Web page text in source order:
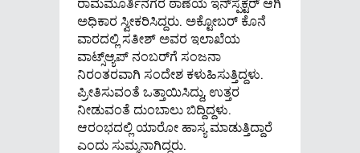
ಅಧಿಕಾರ ಸ್ವೀಕರಿಸಿದ್ದರು. ಅಕ್ಟೋಬರ್‌ ಕೊನೆ
ವಾರದಲ್ಲಿ ಸತೀಶ್‌ ಅವರ ಇಲಾಖೆಯ
ವಾಟ್ಸ್‌ಆ್ಯಪ್‌ ನಂಬರ್‌ಗೆ ಸಂಜನಾ
ನಿರಂತರವಾಗಿ ಸಂದೇಶ ಕಳುಹಿಸುತ್ತಿದ್ದಳು.
ಪ್ರೀತಿಸುವಂತೆ ಒತ್ತಾಯಿಸಿದ್ದು, ಉತ್ತರ
ನೀಡುವಂತೆ ದುಂಬಾಲು ಬಿದ್ದಿದ್ದಳು.
ಆರಂಭದಲ್ಲಿ ಯಾರೋ ಹಾಸ್ಯ ಮಾಡುತ್ತಿದ್ದಾರೆ
ಎಂದು ಸುಮ್ಮನಾಗಿದ್ದರು.